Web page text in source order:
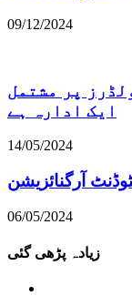
09/12/2024
پر مشتمل
ایک ادارہ ہے
14/05/2024
آرگنائزیشن
06/05/2024
زیادہ پڑھی گئی